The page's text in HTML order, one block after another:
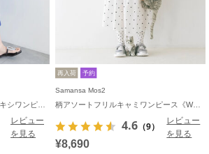
レビュー
を見る
再入荷 予約
Samansa Mos2
柄アソートフリルキャミワンピース《WEB限定カラーあり》
4.6 （9）
レビュー
を見る
¥8,690